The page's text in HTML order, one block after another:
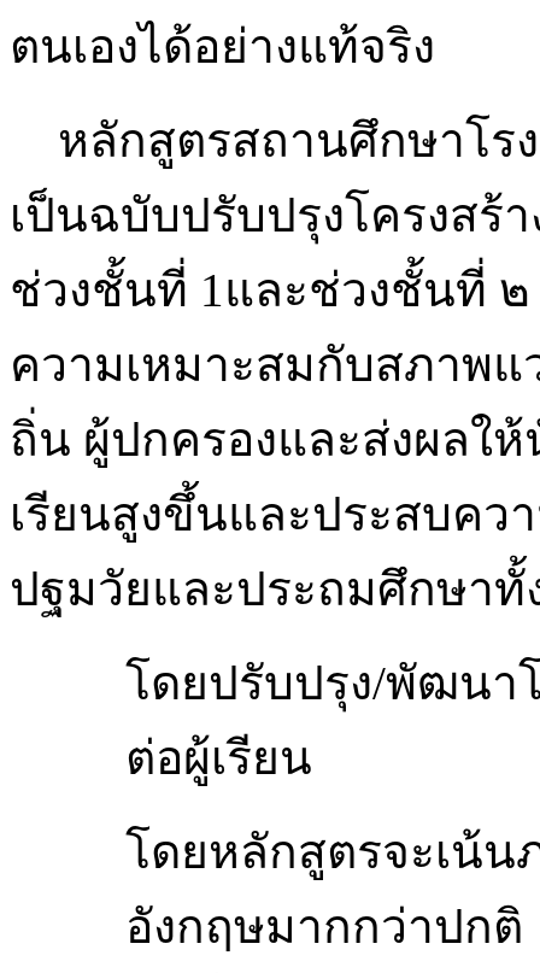
ตนเองได้อย่างแท้จริง
หลักสูตรสถานศึกษาโร
เป็นฉบับปรับปรุงโครงส
ช่วงชั้นที่ 1และช่วงชั้นที่
ความเหมาะสมกับสภาพแ
ถิ่น ผู้ปกครองและส่งผลใ
เรียนสูงขึ้นและประสบคว
ปฐมวัยและประถมศึกษาทั้
โดยปรับปรุง/พัฒนา
ต่อผู้เรียน
โดยหลักสูตรจะเน้น
อังกฤษมากกว่าปกติ